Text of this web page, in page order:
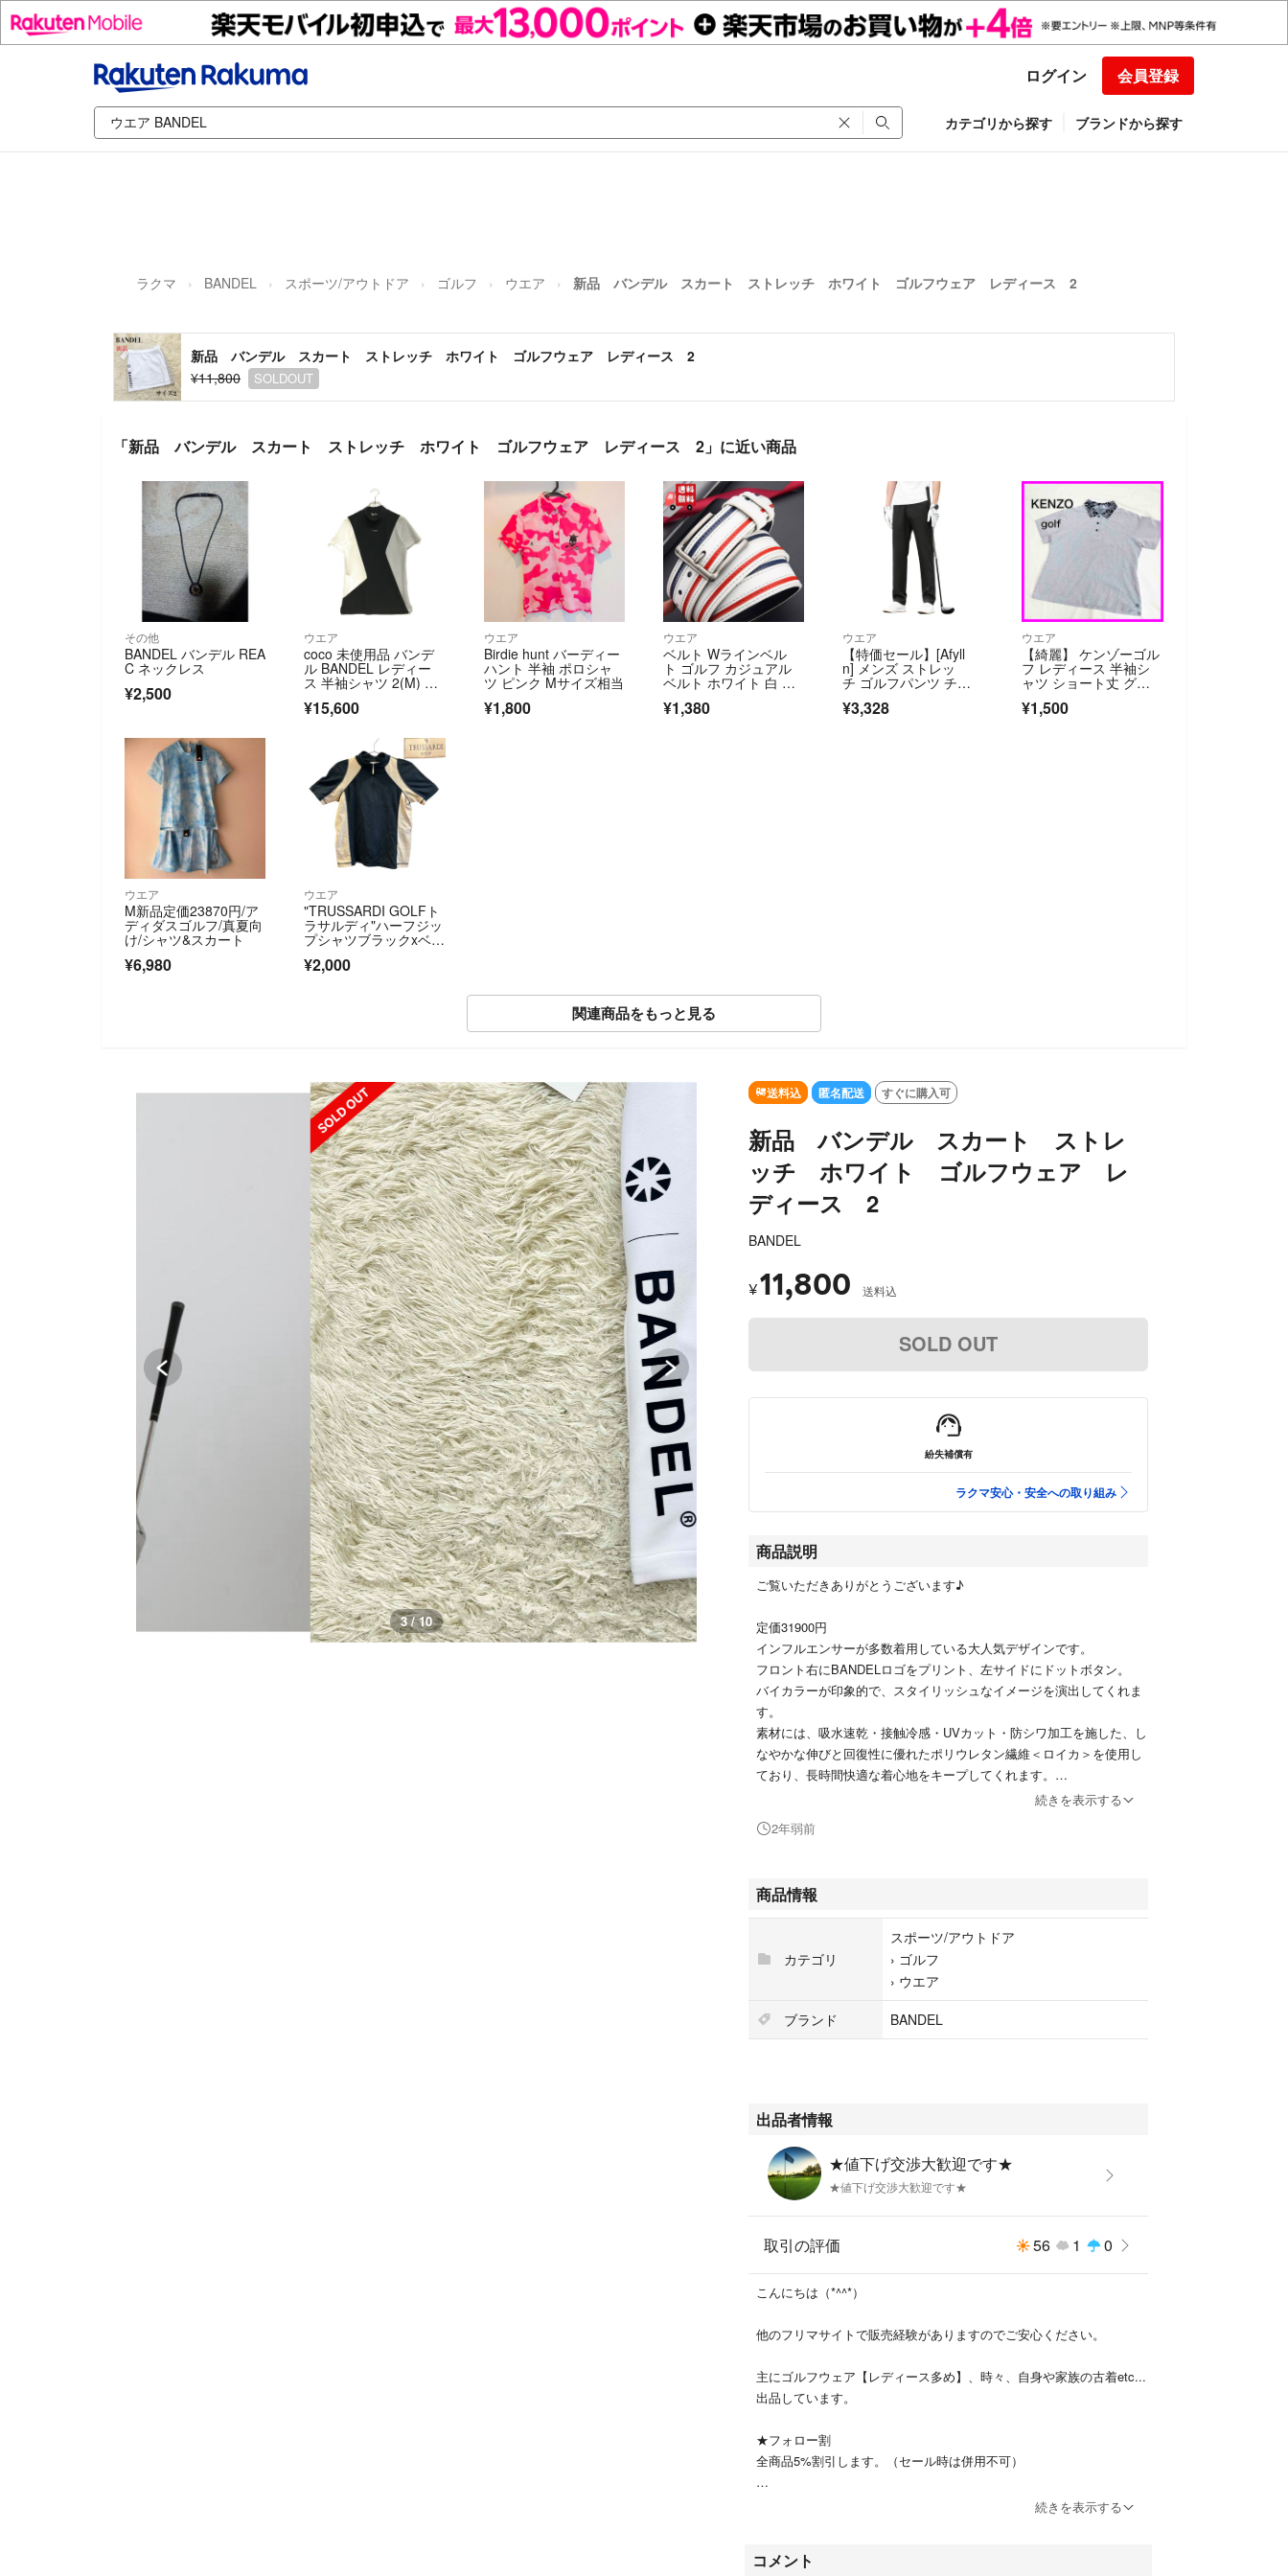
ログイン 会員登録
カテゴリから探す ブランドから探す
ラクマ BANDEL スポーツ/アウトドア ゴルフ ウエア 新品 バンデル スカート ストレッチ ホワイト ゴルフウェア レディース 2
新品 バンデル スカート ストレッチ ホワイト ゴルフウェア レディース 2
¥11,800
SOLDOUT
「新品 バンデル スカート ストレッチ ホワイト ゴルフウェア レディース 2」に近い商品
その他
BANDEL バンデル REA
C ネックレス
¥2,500
ウエア
coco 未使用品 バンデ
ル BANDEL レディー
ス 半袖シャツ 2(M) 黒
×グレー×白 モックネッ
ク 2023年モデル
¥15,600
ウエア
Birdie hunt バーディー
ハント 半袖 ポロシャ
ツ ピンク Mサイズ相当
¥1,800
ウエア
ベルト Wラインベル
ト ゴルフ カジュアル
ベルト ホワイト 白 レ
ザー おしゃれ
¥1,380
ウエア
【特価セール】[Afyll
n] メンズ ストレッ
チ ゴルフパンツ チノ
パン スラ
¥3,328
ウエア
【綺麗】 ケンゾーゴル
フ レディース 半袖シ
ャツ ショート丈 グレ
ー
¥1,500
ウエア
M新品定価23870円/ア
ディダスゴルフ/真夏向
け/シャツ&スカート
¥6,980
ウエア
"TRUSSARDI GOLFト
ラサルディ"ハーフジッ
プシャツブラックxベー
¥2,000
関連商品をもっと見る
SOLD OUT SOLD OUT
3 / 10
送料込 匿名配送 すぐに購入可
新品 バンデル スカート ストレ
ッチ ホワイト ゴルフウェア レ
ディース 2
BANDEL
¥11,800 送料込
SOLD OUT
紛失補償有
ラクマ安心・安全への取り組み
商品説明
ご覧いただきありがとうございます♪
定価31900円
インフルエンサーが多数着用している大人気デザインです。
フロント右にBANDELロゴをプリント、左サイドにドットボタン。
バイカラーが印象的で、スタイリッシュなイメージを演出してくれま
す。
素材には、吸水速乾・接触冷感・UVカット・防シワ加工を施した、し
なやかな伸びと回復性に優れたポリウレタン繊維＜ロイカ＞を使用し
ており、長時間快適な着心地をキープしてくれます。
購入前に「フォローしました」とコメントをお願いいたします(^^)
商品２点以上お買い上げで更に値引きいたしますのでお気軽にご相
●ブランド BANDEL
●材質表示 写真をご覧ください
●表記サイズ 2
総丈 40.5
裾幅 89
●状態
パーリーゲイツ、アルチビオ、ビームスゴルフ、デサントゴルフ、ジ
続きを表示する
2年弱前
商品情報
カテゴリ
スポーツ/アウトドア
› ゴルフ
› ウエア
ブランド
BANDEL
出品者情報
★値下げ交渉大歓迎です★
★値下げ交渉大歓迎です★
取引の評価 56 1 0
こんにちは（*^^*）
他のフリマサイトで販売経験がありますのでご安心ください。
主にゴルフウェア【レディース多め】、時々、自身や家族の古着etc...
出品しています。
★フォロー割
全商品5%割引します。（セール時は併用不可）
★梱包について
続きを表示する
コメント